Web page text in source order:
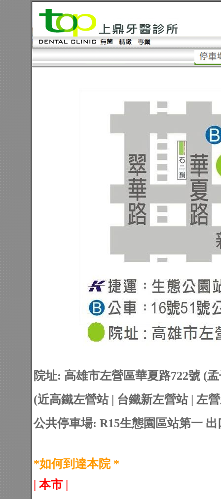
院址: 高雄市左營區華夏路722號 (
(近高鐵左營站 | 台鐵新左營站 | 左
公共停車場: R15生態園區站第一
*如何到達本院 *
| 本市 |